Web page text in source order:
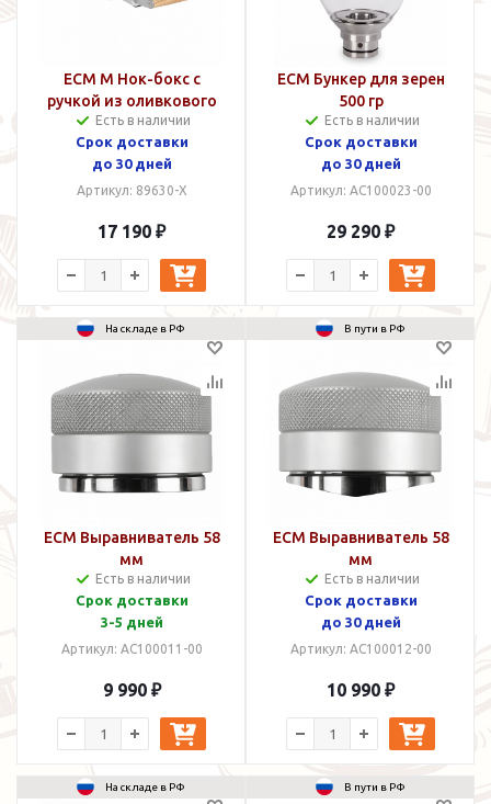
ECM M Нок-бокс с
ручкой из оливкового
дерева
Есть в наличии
Срок доставки
до 30 дней
Артикул: 89630-X
17 190 ₽
ECM Бункер для зерен
500 гр
Есть в наличии
Срок доставки
до 30 дней
Артикул: AC100023-00
29 290 ₽
На складе в РФ
ECM Выравниватель 58
мм
Есть в наличии
Срок доставки
3-5 дней
Артикул: AC100011-00
9 990 ₽
В пути в РФ
ECM Выравниватель 58
мм
Есть в наличии
Срок доставки
до 30 дней
Артикул: AC100012-00
10 990 ₽
На складе в РФ В пути в РФ